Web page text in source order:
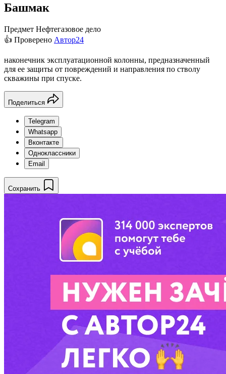
Башмак
Предмет Нефтегазовое дело
👍 Проверено Автор24
наконечник эксплуатационной колонны, предназначенный
для ее защиты от повреждений и направления по стволу
скважины при спуске.
Поделиться
Telegram
Whatsapp
Вконтакте
Одноклассники
Email
Сохранить